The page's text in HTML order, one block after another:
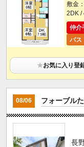
敷金
2DK /
仲介
バス
★お気に入り登
08/06 フォーブル
長